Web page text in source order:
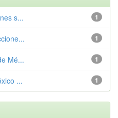
1
s...
1
1
Mé...
1
...